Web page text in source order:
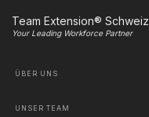
Team Extension® Schweiz
Your Leading Workforce Partner
ÜBER UNS
UNSER TEAM